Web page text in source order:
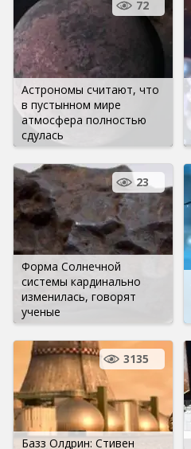
Астрономы считают, что
в пустынном мире
атмосфера полностью
сдулась
72
Форма Солнечной
системы кардинально
изменилась, говорят
ученые
23
Базз Олдрин: Стивен
3135